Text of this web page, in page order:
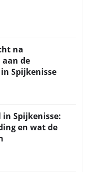
na
de
Spijkenisse
Spijkenisse:
en wat de